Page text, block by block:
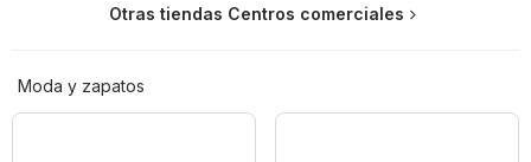
Otras tiendas Centros comerciales
Moda y zapatos